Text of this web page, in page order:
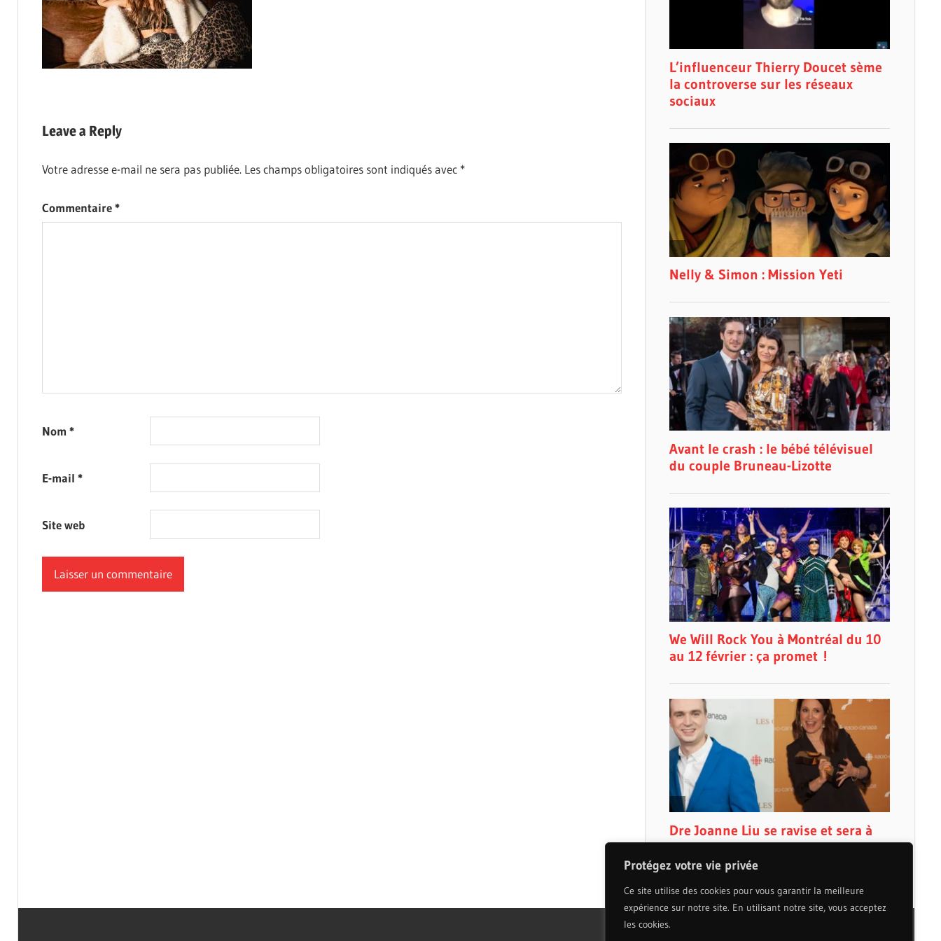
Protégez votre vie privée
Ce site utilise des cookies pour vous garantir la meilleure
expérience sur notre site. En utilisant notre site, vous acceptez
les cookies.
Leave a Reply
Votre adresse e-mail ne sera pas publiée. Les champs obligatoires sont indiqués avec *
Commentaire*
Nom *
E-mail *
Site web